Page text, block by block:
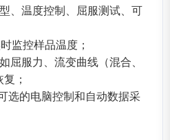
、温度控制、屈服测试、可
监控样品温度；
屈服力、流变曲线（混合、
；
选的电脑控制和自动数据采